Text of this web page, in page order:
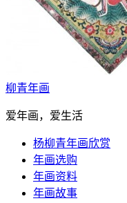
柳青年画
爱年画，爱生活
杨柳青年画欣赏
年画选购
年画资料
年画故事